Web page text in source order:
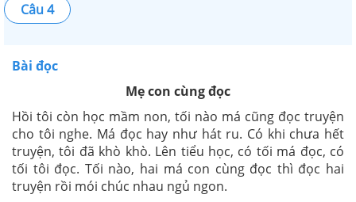
Câu 4
Bài đọc
Mẹ con cùng đọc
Hồi tôi còn học mầm non, tối nào má cũng đọc truyện
cho tôi nghe. Má đọc hay như hát ru. Có khi chưa hết
truyện, tôi đã khò khò. Lên tiểu học, có tối má đọc, có
tối tôi đọc. Tối nào, hai má con cùng đọc thì đọc hai
truyện rồi mói chúc nhau ngủ ngon.